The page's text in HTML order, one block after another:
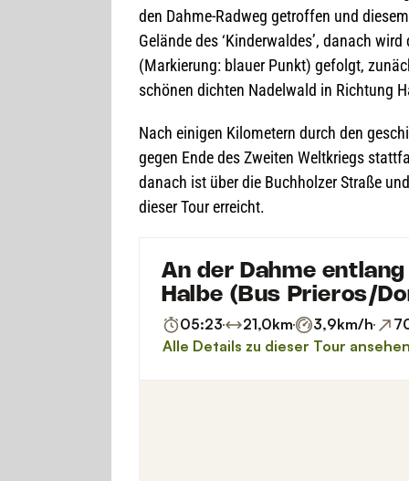
den Dahme-Rad­weg getrof­fen und
Gelände des ‘Kin­der­wal­des’, danach
(Mar­kie­rung: blauer Punkt) gefolgt,
schö­nen dich­ten Nadel­wald in Rich­tung
Nach eini­gen Kilo­me­tern durch den
gegen Ende des Zwei­ten Welt­kriegs
danach ist über die Buch­hol­zer Straße
die­ser Tour erreicht.